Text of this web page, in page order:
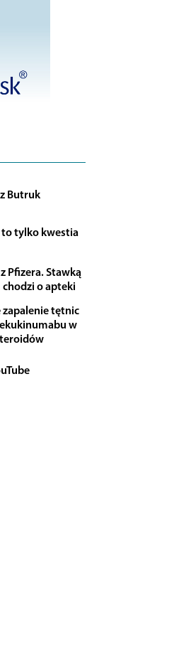
Butruk
to tylko kwestia
Pfizera. Stawką
o apteki
tętnic
w